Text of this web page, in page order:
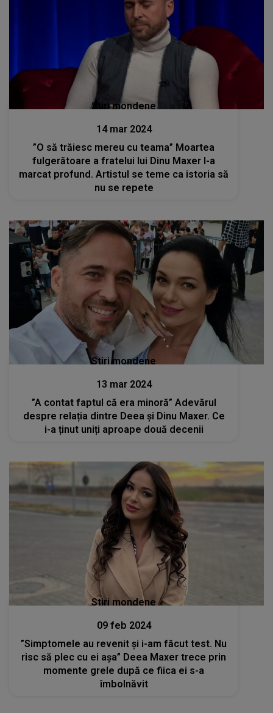
Stiri mondene
14 mar 2024
”O să trăiesc mereu cu teama” Moartea
fulgerătoare a fratelui lui Dinu Maxer l-a
marcat profund. Artistul se teme ca istoria să
nu se repete
Stiri mondene
13 mar 2024
”A contat faptul că era minoră” Adevărul
despre relația dintre Deea și Dinu Maxer. Ce
i-a ținut uniți aproape două decenii
Stiri mondene
09 feb 2024
”Simptomele au revenit și i-am făcut test. Nu
risc să plec cu ei așa” Deea Maxer trece prin
momente grele după ce fiica ei s-a
îmbolnăvit